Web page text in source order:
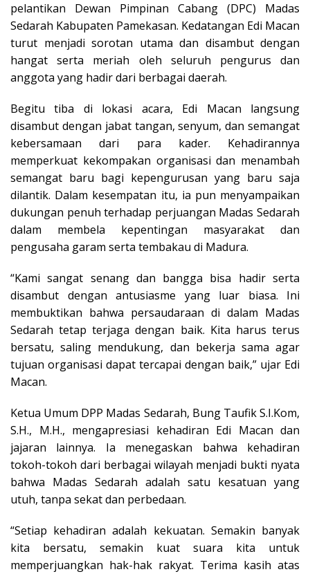
pelantikan Dewan Pimpinan Cabang (DPC) Madas
Sedarah Kabupaten Pamekasan. Kedatangan Edi Macan
turut menjadi sorotan utama dan disambut dengan
hangat serta meriah oleh seluruh pengurus dan
anggota yang hadir dari berbagai daerah.
Begitu tiba di lokasi acara, Edi Macan langsung
disambut dengan jabat tangan, senyum, dan semangat
kebersamaan dari para kader. Kehadirannya
memperkuat kekompakan organisasi dan menambah
semangat baru bagi kepengurusan yang baru saja
dilantik. Dalam kesempatan itu, ia pun menyampaikan
dukungan penuh terhadap perjuangan Madas Sedarah
dalam membela kepentingan masyarakat dan
pengusaha garam serta tembakau di Madura.
“Kami sangat senang dan bangga bisa hadir serta
disambut dengan antusiasme yang luar biasa. Ini
membuktikan bahwa persaudaraan di dalam Madas
Sedarah tetap terjaga dengan baik. Kita harus terus
bersatu, saling mendukung, dan bekerja sama agar
tujuan organisasi dapat tercapai dengan baik,” ujar Edi
Macan.
Ketua Umum DPP Madas Sedarah, Bung Taufik S.I.Kom,
S.H., M.H., mengapresiasi kehadiran Edi Macan dan
jajaran lainnya. Ia menegaskan bahwa kehadiran
tokoh-tokoh dari berbagai wilayah menjadi bukti nyata
bahwa Madas Sedarah adalah satu kesatuan yang
utuh, tanpa sekat dan perbedaan.
“Setiap kehadiran adalah kekuatan. Semakin banyak
kita bersatu, semakin kuat suara kita untuk
memperjuangkan hak-hak rakyat. Terima kasih atas